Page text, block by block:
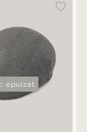
epuizat